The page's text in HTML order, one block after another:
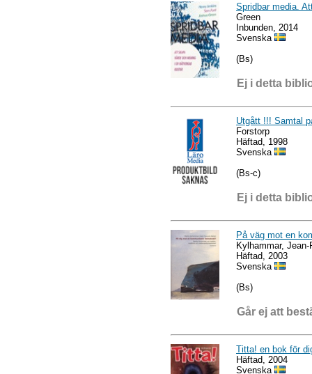
Spridbar media.
Green
Inbunden, 2014
Svenska
(Bs)
Ej i detta
Utgått !!! Samtal
Forstorp
Häftad, 1998
Svenska
(Bs-c)
Ej i detta
På väg mot en
Kylhammar,
Häftad, 2003
Svenska
(Bs)
Går ej att
Titta! en bok för
Häftad, 2004
Svenska